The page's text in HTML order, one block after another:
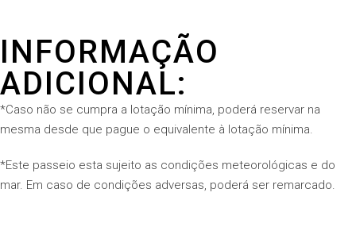
INFORMAÇÃO
ADICIONAL:
*Caso não se cumpra a lotação mínima, poderá reservar na
mesma desde que pague o equivalente à lotação mínima.
*Este passeio esta sujeito as condições meteorológicas e do
mar. Em caso de condições adversas, poderá ser remarcado.